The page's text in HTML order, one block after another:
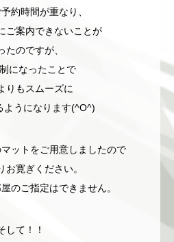
約時間が重なり、
ご案内できないことが
たのですが、
になったことで
りもスムーズに
ようになります(^O^)
ットをご用意しましたので
お寛ぎください。
のご指定はできません。
して！！